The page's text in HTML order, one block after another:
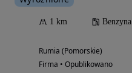
1 km Benzyna
Rumia (Pomorskie)
Firma • Opublikowano